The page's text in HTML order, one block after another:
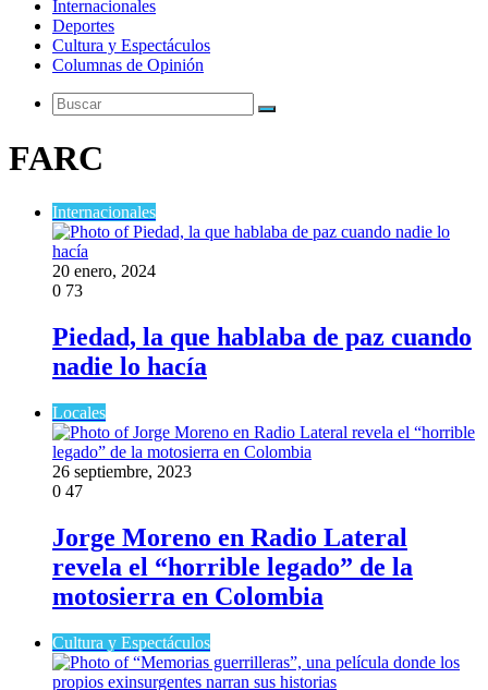
Internacionales
Deportes
Cultura y Espectáculos
Columnas de Opinión
Buscar
FARC
Internacionales
20 enero, 2024
0 73
Piedad, la que hablaba de paz cuando
nadie lo hacía
Locales
26 septiembre, 2023
0 47
Jorge Moreno en Radio Lateral
revela el “horrible legado” de la
motosierra en Colombia
Cultura y Espectáculos